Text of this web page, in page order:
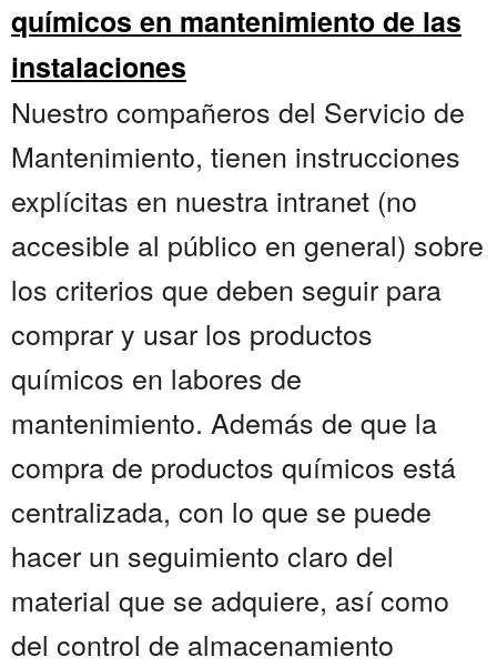
químicos en mantenimiento de las
instalaciones
Nuestro compañeros del Servicio de
Mantenimiento, tienen instrucciones
explícitas en nuestra intranet (no
accesible al público en general) sobre
los criterios que deben seguir para
comprar y usar los productos
químicos en labores de
mantenimiento. Además de que la
compra de productos químicos está
centralizada, con lo que se puede
hacer un seguimiento claro del
material que se adquiere, así como
del control de almacenamiento